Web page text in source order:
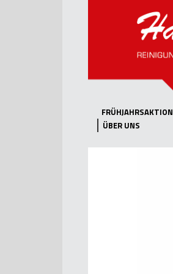
FRÜHJAHRSAKTION
ÜBER UNS